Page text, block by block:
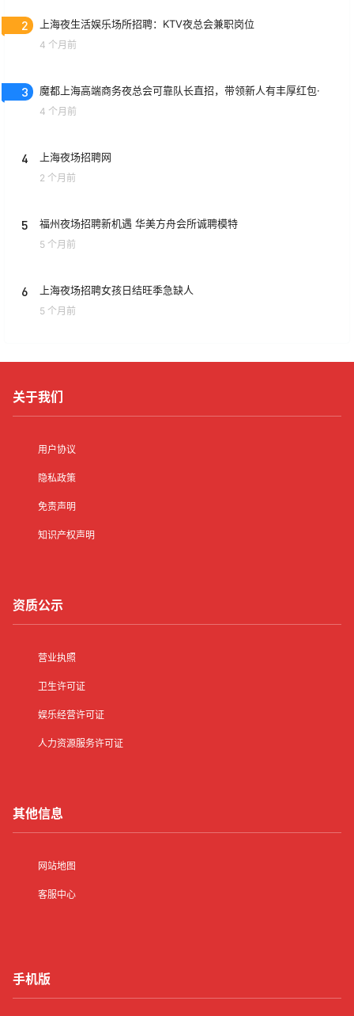
2 上海夜生活娱乐场所招聘：KTV夜总会兼职岗位
4 个月前
3 魔都上海高端商务夜总会可靠队长直招，带领新人有丰厚红包·
4 个月前
4 上海夜场招聘网
2 个月前
5 福州夜场招聘新机遇 华美方舟会所诚聘模特
5 个月前
6 上海夜场招聘女孩日结旺季急缺人
5 个月前
关于我们
用户协议
隐私政策
免责声明
知识产权声明
资质公示
营业执照
卫生许可证
娱乐经营许可证
人力资源服务许可证
其他信息
网站地图
客服中心
手机版